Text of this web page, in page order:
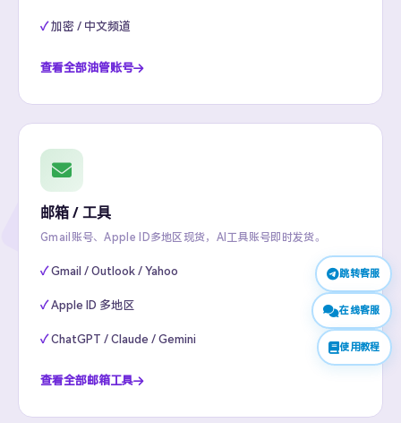
加密 / 中文频道
查看全部油管账号
邮箱 / 工具
Gmail账号、Apple ID多地区现货，AI工具账号即时发货。
Gmail / Outlook / Yahoo
Apple ID 多地区
ChatGPT / Claude / Gemini
查看全部邮箱工具
跳转客服
在线客服
使用教程